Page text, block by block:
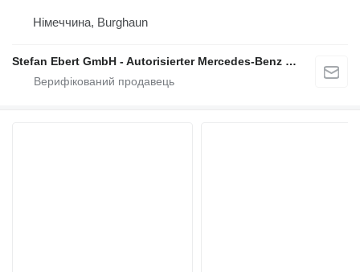
Німеччина, Burghaun
Stefan Ebert GmbH - Autorisierter Mercedes-Benz Servicepartner